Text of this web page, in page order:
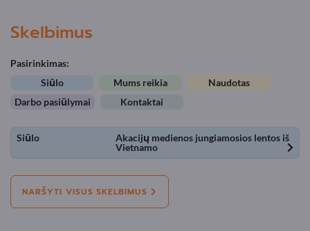
Skelbimus
Pasirinkimas:
Siūlo
Mums reikia
Naudotas
Darbo pasiūlymai
Kontaktai
Siūlo
Akacijų medienos jungiamosios lentos iš
Vietnamo
NARŠYTI VISUS SKELBIMUS